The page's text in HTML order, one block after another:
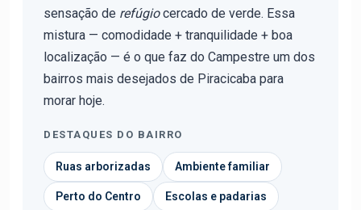
sensação de refúgiocercado de verde. Essa
mistura — comodidade + tranquilidade + boa
localização — é o que faz do Campestre um dos
bairros mais desejados de Piracicaba para
morar hoje.
DESTAQUES DO BAIRRO
Ruas arborizadas Ambiente familiar
Perto do Centro Escolas e padarias